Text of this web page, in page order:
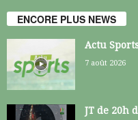
ENCORE PLUS NEWS
Actu
7 août 2026
JT de 20h